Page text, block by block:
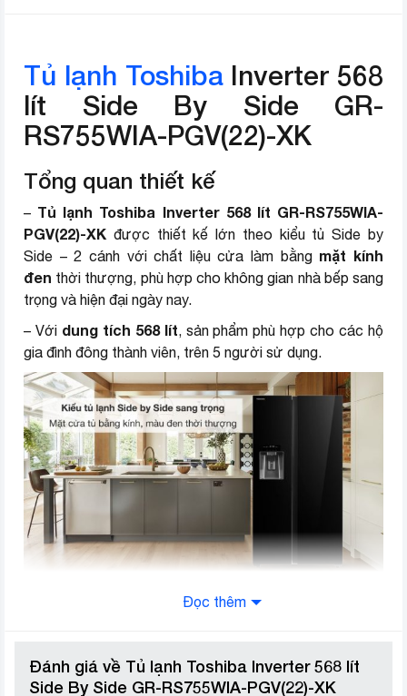
Tiện ích
ngoài cửa tủ
Khóa bảng điều khiển
Làm đông nhanh
Chế độ kỳ nghỉ
Công nghệ kháng
khuẩn
nghệ PureAir
Công nghệ bảo quản
thực phẩm
Bảo quản thực phẩm với công
nghệ Multi Air Flow
Chất liệu cửa tủ Mặt kính
Chất liệu khay Kính chịu lực
Kích thước
Cao 177.5 cm – Ngang 91 cm –
Sâu 69.8 cm – Nặng 105 kg
Nơi sản xuất Trung Quốc
Năm ra mắt 2023
Thương hiệu (lọc)
Tủ lạnh ToshibaInverter 568
lít Side By Side GR-
RS755WIA-PGV(22)-XK
Tổng quan thiết kế
– Tủ lạnh Toshiba Inverter 568 lít GR-RS755WIA-
PGV(22)-XK được thiết kế lớn theo kiểu tủ Side by
Side – 2 cánh với chất liệu cửa làm bằng mặt kính
đen thời thượng, phù hợp cho không gian nhà bếp sang
trọng và hiện đại ngày nay.
– Với dung tích 568 lít, sản phẩm phù hợp cho các hộ
gia đình đông thành viên, trên 5 người sử dụng.
chia làm 4 ngăn, 2 ngăn rau củ quả, 1 hộp đựng nước và
4 khay chứa (nằm phía bên cánh cửa).
Đọc thêm
Đánh giá về Tủ lạnh Toshiba Inverter 568 lít
Side By Side GR-RS755WIA-PGV(22)-XK